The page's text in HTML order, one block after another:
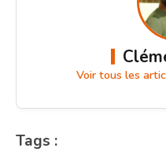
Voir tous les
Tags :